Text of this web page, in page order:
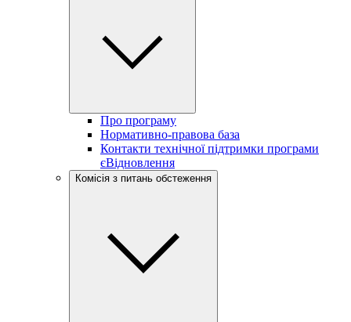
Про програму
Нормативно-правова база
Контакти технічної підтримки програми
єВідновлення
Комісія з питань обстеження